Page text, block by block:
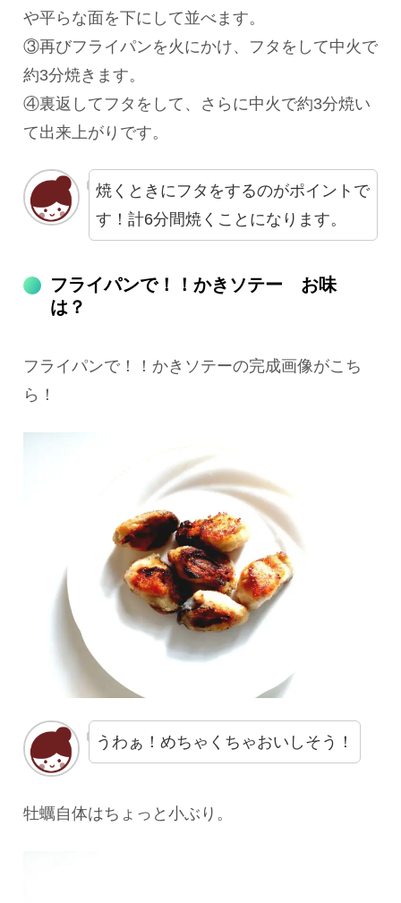
や平らな面を下にして並べます。
③再びフライパンを火にかけ、フタをして中火で
約3分焼きます。
④裏返してフタをして、さらに中火で約3分焼い
て出来上がりです。
焼くときにフタをするのがポイントで
す！計6分間焼くことになります。
フライパンで！！かきソテー お味
は？
フライパンで！！かきソテーの完成画像がこち
ら！
うわぁ！めちゃくちゃおいしそう！
牡蠣自体はちょっと小ぶり。